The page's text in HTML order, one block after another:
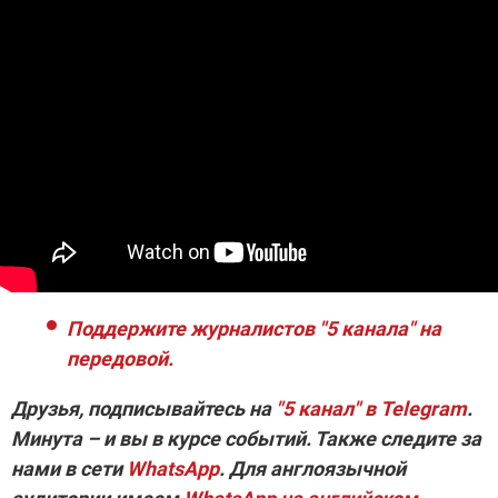
Поддержите журналистов "5 канала" на
передовой.
Друзья, подписывайтесь на "5 канал" в Telegram.
Минута – и вы в курсе событий. Также следите за
нами в сети WhatsApp. Для англоязычной